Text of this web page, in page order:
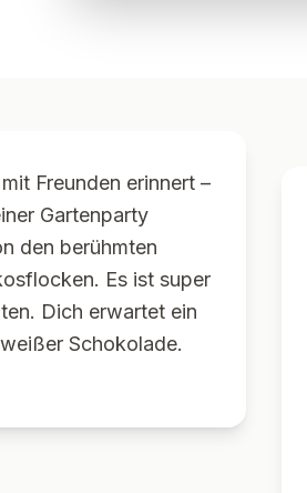
Freunden erinnert –
Gartenparty
den berühmten
Es ist super
Dich erwartet ein
Schokolade.